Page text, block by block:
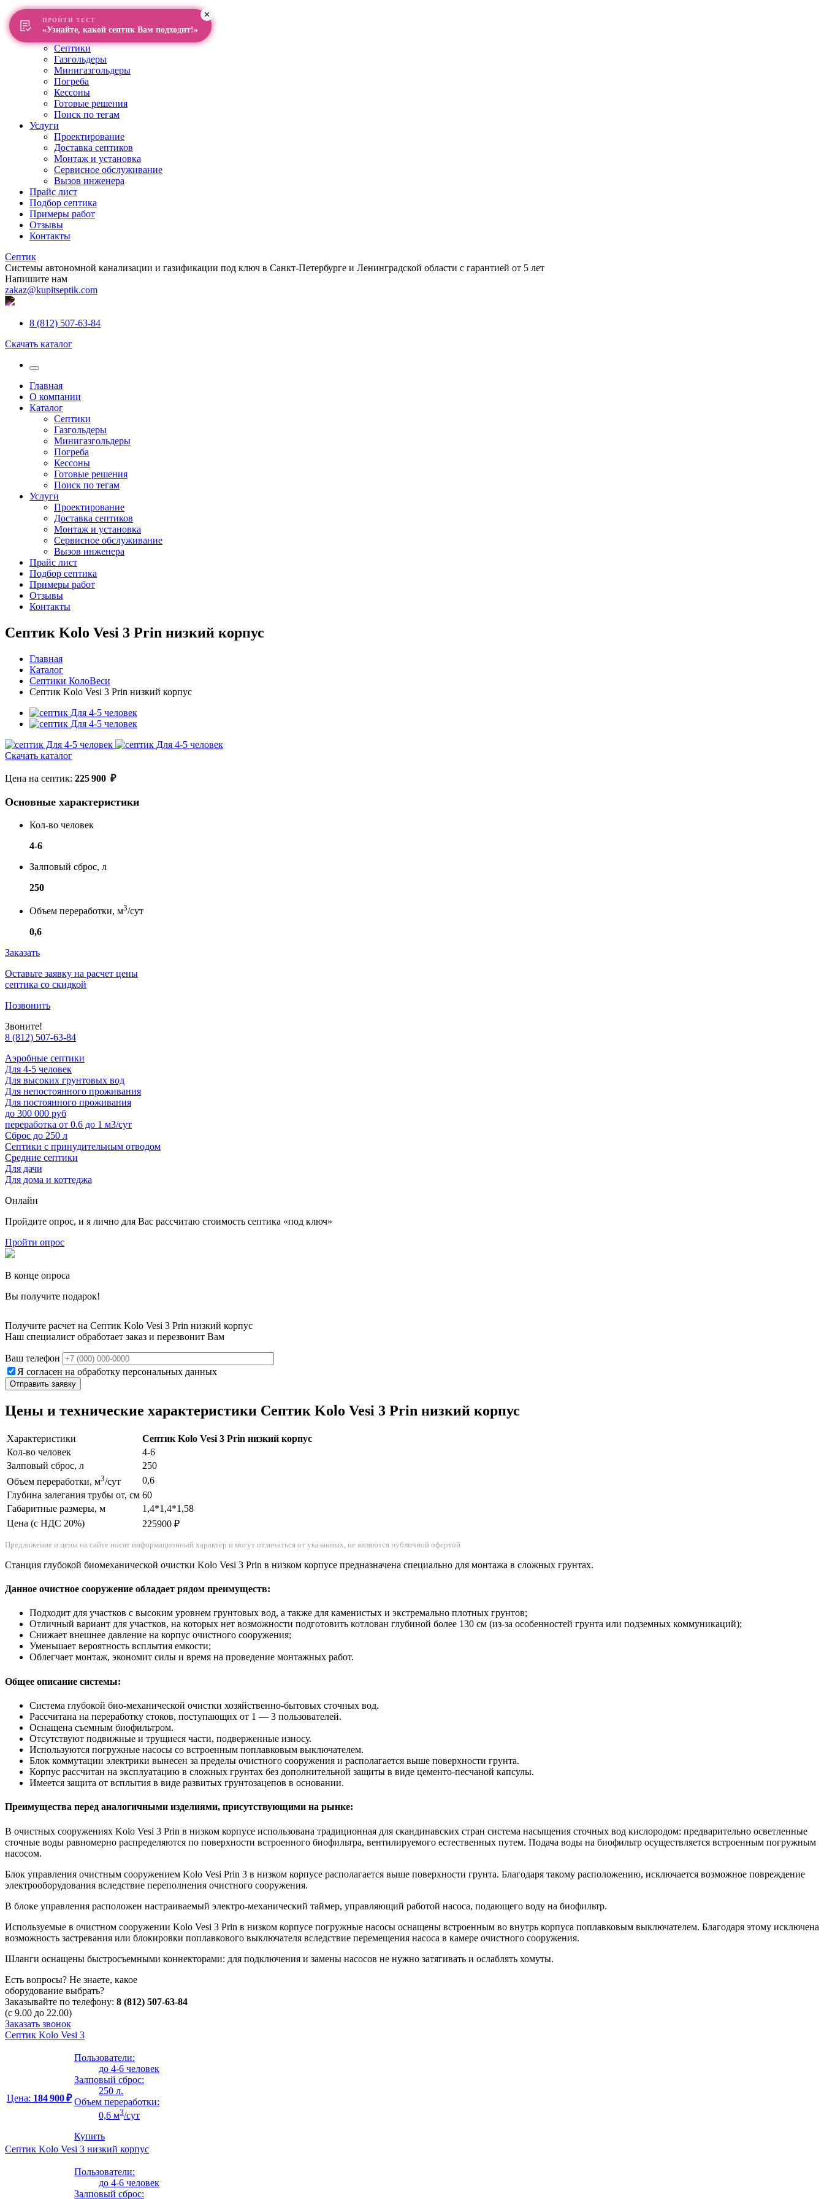
Главная
О компании
Септики
Газгольдеры
Минигазгольдеры
Погреба
Кессоны
Готовые решения
Поиск по тегам
Услуги
Проектирование
Доставка септиков
Монтаж и установка
Сервисное обслуживание
Вызов инженера
Прайс лист
Подбор септика
Примеры работ
Отзывы
Контакты
Септик
Системы автономной канализации и газификации под ключ в Санкт-Петербурге и Ленинградской области с гарантией от 5 лет
Напишите нам
zakaz@kupitseptik.com
8 (812) 507-63-84
Скачать каталог
Главная
О компании
Каталог
Септики
Газгольдеры
Минигазгольдеры
Погреба
Кессоны
Готовые решения
Поиск по тегам
Услуги
Проектирование
Доставка септиков
Монтаж и установка
Сервисное обслуживание
Вызов инженера
Прайс лист
Подбор септика
Примеры работ
Отзывы
Контакты
Септик Kolo Vesi 3 Prin низкий корпус
Главная
Каталог
Септики КолоВеси
Септик Kolo Vesi 3 Prin низкий корпус
Скачать каталог
Цена на септик: 225 900 ₽
Основные характеристики
Кол-во человек
4-6
Залповый сброс, л
250
Объем переработки, м3/сут
0,6
Заказать
Оставьте заявку на расчет цены
септика со скидкой
Позвонить
Звоните!
8 (812) 507-63-84
Аэробные септики
Для 4-5 человек
Для высоких грунтовых вод
Для непостоянного проживания
Для постоянного проживания
до 300 000 руб
переработка от 0.6 до 1 м3/сут
Сброс до 250 л
Септики с принудительным отводом
Средние септики
Для дачи
Для дома и коттеджа
Онлайн
Пройдите опрос, и я лично для Вас рассчитаю стоимость септика «под ключ»
Пройти опрос
В конце опроса
Вы получите подарок!
Получите расчет на Септик Kolo Vesi 3 Prin низкий корпус
Наш специалист обработает заказ и перезвонит Вам
Ваш телефон
Я согласен на обработку персональных данных
Цены и технические характеристики Септик Kolo Vesi 3 Prin низкий корпус
Характеристики
Септик Kolo Vesi 3 Prin низкий корпус
Кол-во человек
4-6
Залповый сброс, л
250
Объем переработки, м3/сут
0,6
Глубина залегания трубы от, см 60
Габаритные размеры, м
1,4*1,4*1,58
Цена (с НДС 20%)
225900 ₽
Предложение и цены на сайте носят информационный характер и могут отличаться от указанных, не являются публичной офертой
Станция глубокой биомеханической очистки Kolo Vesi 3 Prin в низком корпусе предназначена специально для монтажа в сложных грунтах.
Данное очистное сооружение обладает рядом преимуществ:
Подходит для участков с высоким уровнем грунтовых вод, а также для каменистых и экстремально плотных грунтов;
Отличный вариант для участков, на которых нет возможности подготовить котлован глубиной более 130 см (из-за особенностей грунта или подземных коммуникаций);
Снижает внешнее давление на корпус очистного сооружения;
Уменьшает вероятность всплытия емкости;
Облегчает монтаж, экономит силы и время на проведение монтажных работ.
Общее описание системы:
Система глубокой био-механической очистки хозяйственно-бытовых сточных вод.
Рассчитана на переработку стоков, поступающих от 1 — 3 пользователей.
Оснащена съемным биофильтром.
Отсутствуют подвижные и трущиеся части, подверженные износу.
Используются погружные насосы со встроенным поплавковым выключателем.
Блок коммутации электрики вынесен за пределы очистного сооружения и располагается выше поверхности грунта.
Корпус рассчитан на эксплуатацию в сложных грунтах без дополнительной защиты в виде цементо-песчаной капсулы.
Имеется защита от всплытия в виде развитых грунтозацепов в основании.
Преимущества перед аналогичными изделиями, присутствующими на рынке:
В очистных сооружениях Kolo Vesi 3 Prin в низком корпусе использована традиционная для скандинавских стран система насыщения сточных вод кислородом: предварительно осветленные
сточные воды равномерно распределяются по поверхности встроенного биофильтра, вентилируемого естественных путем. Подача воды на биофильтр осуществляется встроенным погружным
насосом.
Блок управления очистным сооружением Kolo Vesi Prin 3 в низком корпусе располагается выше поверхности грунта. Благодаря такому расположению, исключается возможное повреждение
электрооборудования вследствие переполнения очистного сооружения.
В блоке управления расположен настраиваемый электро-механический таймер, управляющий работой насоса, подающего воду на биофильтр.
Используемые в очистном сооружении Kolo Vesi 3 Prin в низком корпусе погружные насосы оснащены встроенным во внутрь корпуса поплавковым выключателем. Благодаря этому исключена
возможность застревания или блокировки поплавкового выключателя вследствие перемещения насоса в камере очистного сооружения.
Шланги оснащены быстросъемными коннекторами: для подключения и замены насосов не нужно затягивать и ослаблять хомуты.
Есть вопросы? Не знаете, какое
оборудование выбрать?
Заказывайте по телефону: 8 (812) 507-63-84
(с 9.00 до 22.00)
Заказать звонок
Септик Kolo Vesi 3
Цена: 184 900 ₽
Пользователи:
до 4-6 человек
Залповый сброс:
250 л.
Объем переработки:
0,6 м3/сут
Купить
Септик Kolo Vesi 3 низкий корпус
Пользователи:
до 4-6 человек
Залповый сброс:
ПРОЙТИ ТЕСТ
«Узнайте, какой септик Вам подходит!»